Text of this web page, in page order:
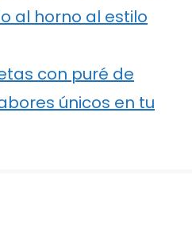
al horno al estilo
con puré de
únicos en tu